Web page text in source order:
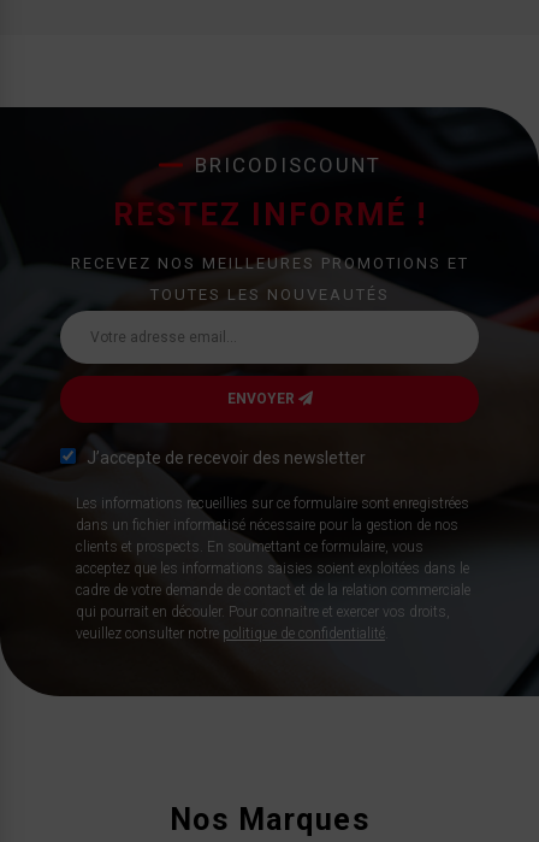
BRICODISCOUNT
RESTEZ INFORMÉ !
RECEVEZ NOS MEILLEURES PROMOTIONS ET
TOUTES LES NOUVEAUTÉS
ENVOYER
J’accepte de recevoir des newsletter
Les informations recueillies sur ce formulaire sont enregistrées
dans un fichier informatisé nécessaire pour la gestion de nos
clients et prospects. En soumettant ce formulaire, vous
acceptez que les informations saisies soient exploitées dans le
cadre de votre demande de contact et de la relation commerciale
qui pourrait en découler. Pour connaitre et exercer vos droits,
veuillez consulter notre politique de confidentialité
Nos Marques